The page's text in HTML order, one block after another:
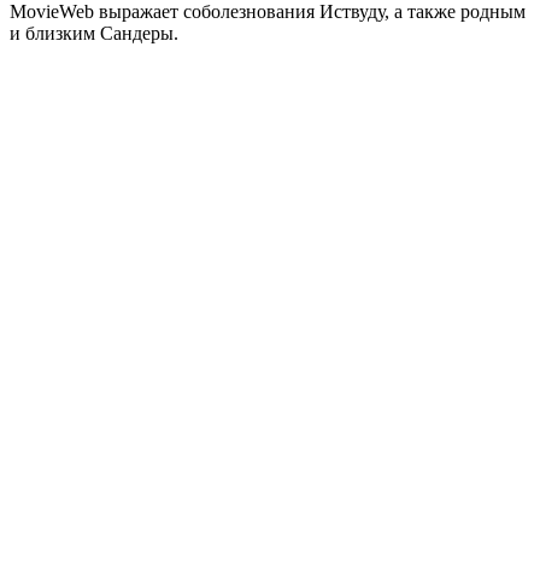
MovieWeb выражает соболезнования Иствуду, а также родным
и близким Сандеры.